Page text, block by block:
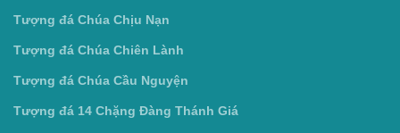
Tượng đá Chúa Chịu Nạn
Tượng đá Chúa Chiên Lành
Tượng đá Chúa Cầu Nguyện
Tượng đá 14 Chặng Đàng Thánh Giá